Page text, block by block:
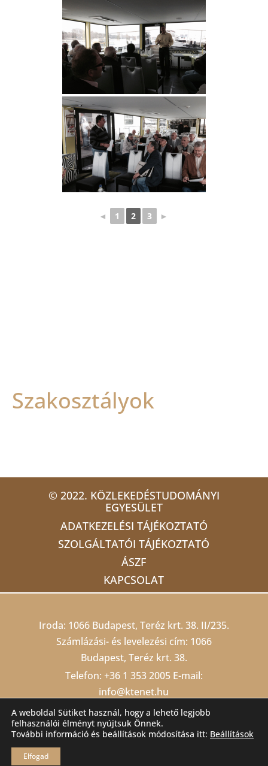
◄ 1 2 3 ►
Szakosztályok
© 2022. KÖZLEKEDÉSTUDOMÁNYI
EGYESÜLET
ADATKEZELÉSI TÁJÉKOZTATÓ
SZOLGÁLTATÓI TÁJÉKOZTATÓ
ÁSZF
KAPCSOLAT
Iroda: 1066 Budapest, Teréz krt. 38. II/235.
Számlázási- és levelezési cím: 1066
Budapest, Teréz krt. 38.
Telefon: +36 1 353 2005 E-mail:
info@ktenet.hu
Adószám: 19815709-2-42 Cégjegyzékszám:
01 02 000403Számlaszám: 10200823-
A weboldal Sütiket használ, hogy a lehető legjobb
felhasználói élményt nyújtsuk Önnek.
További információ és beállítások módosítása itt: Beállítások
Elfogad